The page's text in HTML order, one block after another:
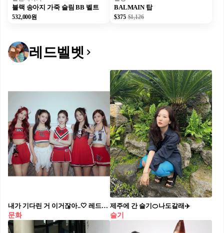
블랙 송아지 가죽 슬림 BB 벨트
532,000원
BALMAIN 탑
$375 $1,126
레드벨벳
내가 기다린 거 이거잖아..🤍 레드벨벳이 오는 8월 완전체 컴백을 준비 중이라는 소식이 전해졌습니다. 2024년 데뷔 10주년 기념 미니앨범 ‘코스믹’ 이후 약 2년 2개월 만의 완전체 앨범인데요. 특히 멤버들의 소속사가 달라진 이후 처음으로 다시 뭉치는 완전체 행보입니다. ‘빨간 맛’, ‘러시안 룰렛’ 등 여름마다 강한 존재감을 보여줬던 레드벨벳인 만큼, 이번 8월 컴백에도 기대가 됩니다.
문화
제주에 간 슬기🍊나도갈래✈️
슬기